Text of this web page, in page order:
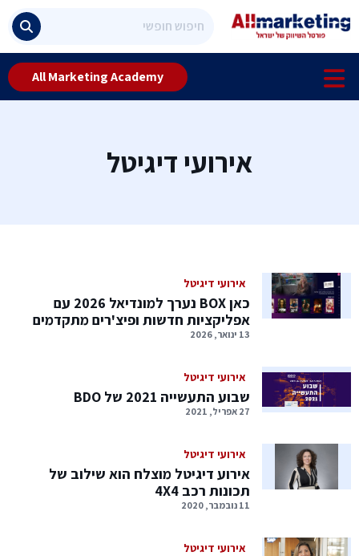
All Marketing Academy
אירועי דיגיטל
אירועי דיגיטל
כאן BOX נערך למונדיאל 2026 עם
אפליקציות חדשות ופיצ'רים מתקדמים
13 ינואר, 2026
אירועי דיגיטל
שבוע התעשייה 2021 של BDO
27 אפריל, 2021
אירועי דיגיטל
אירוע דיגיטל מוצלח הוא שילוב של
תכונות רכב 4X4
11 נובמבר, 2020
אירועי דיגיטל